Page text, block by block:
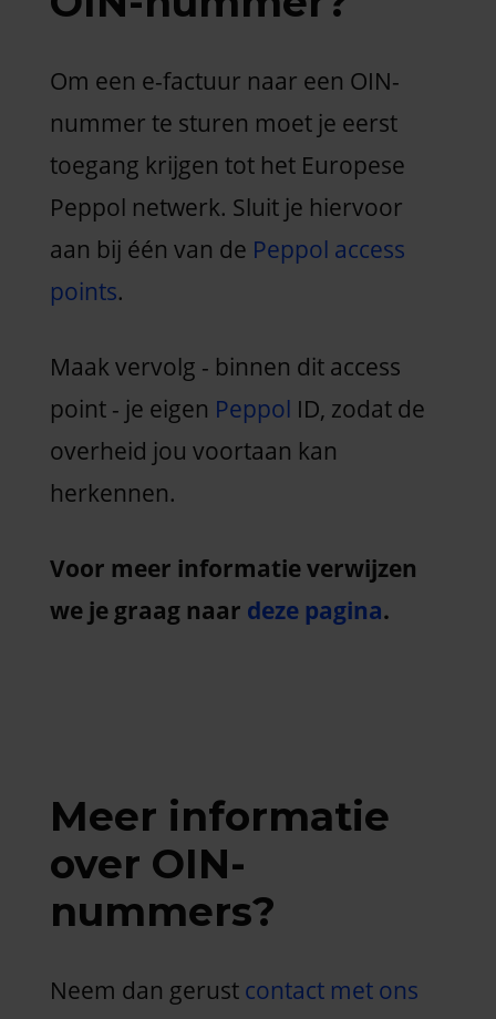
Om een e-factuur naar een OIN-
nummer te sturen moet je eerst
toegang krijgen tot het Europese
Peppol netwerk. Sluit je hiervoor
aan bij één van de Peppol access
points.
Maak vervolg - binnen dit access
point - je eigen Peppol ID, zodat de
overheid jou voortaan kan
herkennen.
Voor meer informatie verwijzen
we je graag naar deze pagina.
Meer informatie
over OIN-
nummers?
Neem dan gerust contact met ons